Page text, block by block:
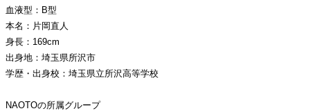
血液型：B型
本名：片岡直人
身長：169cm
出身地：埼玉県所沢市
学歴・出身校：埼玉県立所沢高等学校
NAOTOの所属グループ